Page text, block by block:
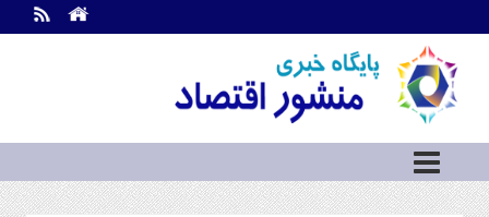
اطلاعات
تماس
ما
درباره
ما